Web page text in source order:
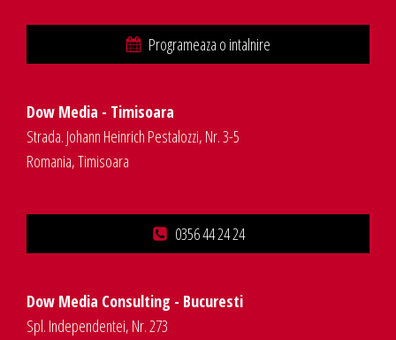
Programeaza o intalnire
Dow Media - Timisoara
Strada. Johann Heinrich Pestalozzi, Nr. 3-5
Romania, Timisoara
0356 44 24 24
Dow Media Consulting - Bucuresti
Spl. Independentei, Nr. 273